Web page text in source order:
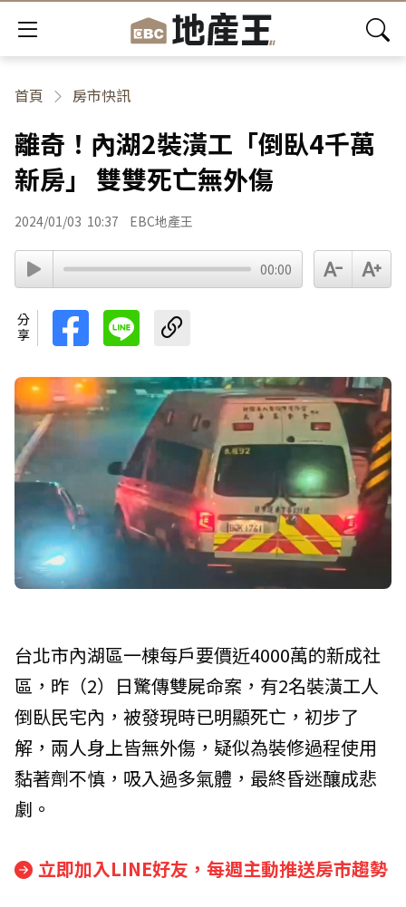
首頁 房市快訊
離奇！內湖2裝潢工「倒臥4千萬
新房」 雙雙死亡無外傷
2024/01/03 10:37 EBC地產王
00:00
分享
台北市內湖區一棟每戶要價近4000萬的新成社
區，昨（2）日驚傳雙屍命案，有2名裝潢工人
倒臥民宅內，被發現時已明顯死亡，初步了
解，兩人身上皆無外傷，疑似為裝修過程使用
黏著劑不慎，吸入過多氣體，最終昏迷釀成悲
劇。
立即加入LINE好友，每週主動推送房市趨勢